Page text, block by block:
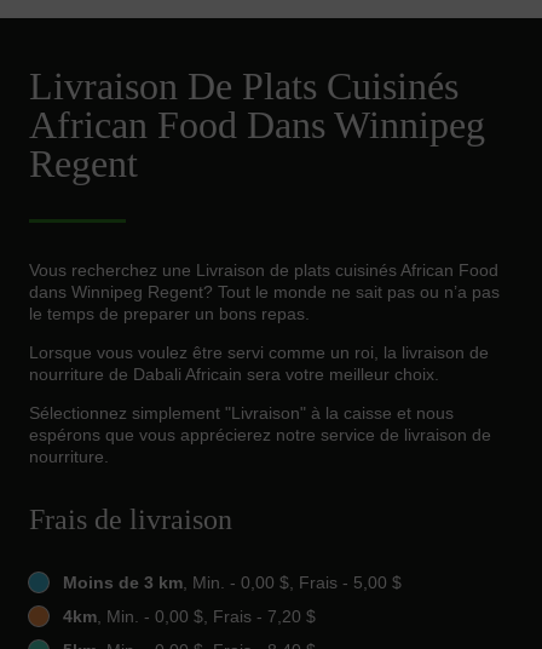
Livraison De Plats Cuisinés
African Food Dans Winnipeg
Regent
Vous recherchez une Livraison de plats cuisinés African Food
dans Winnipeg Regent? Tout le monde ne sait pas ou n’a pas
le temps de preparer un bons repas.
Lorsque vous voulez être servi comme un roi, la livraison de
nourriture de Dabali Africain sera votre meilleur choix.
Sélectionnez simplement "Livraison" à la caisse et nous
espérons que vous apprécierez notre service de livraison de
nourriture.
Frais de livraison
Moins de 3 km, Min. - 0,00 $, Frais - 5,00 $
4km, Min. - 0,00 $, Frais - 7,20 $